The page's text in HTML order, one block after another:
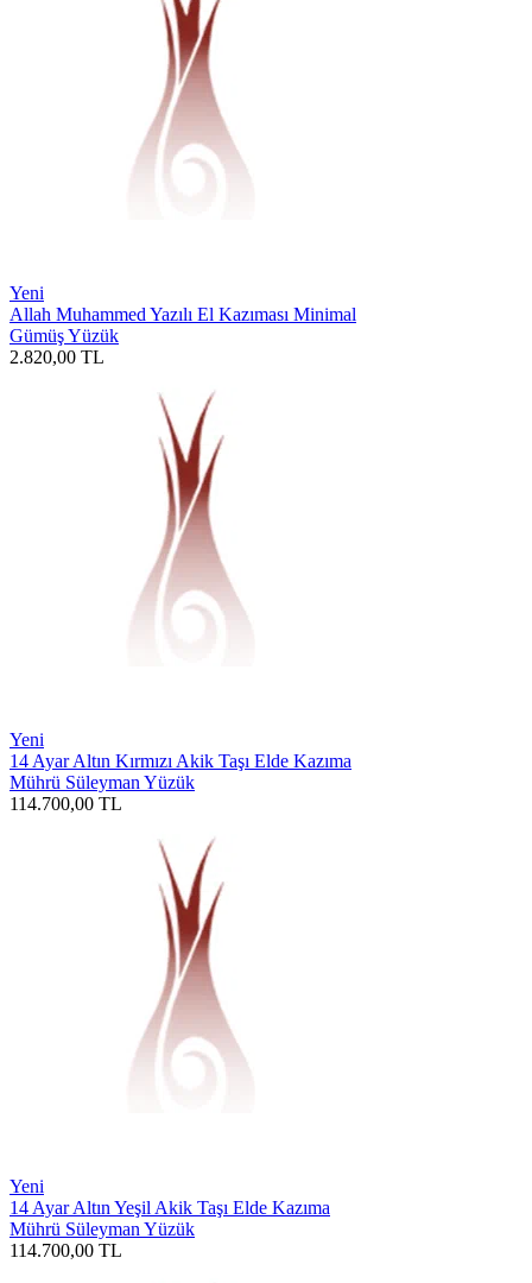
Yeni
Allah Muhammed Yazılı El Kazıması Minimal
Gümüş Yüzük
2.820,00 TL
Yeni
14 Ayar Altın Kırmızı Akik Taşı Elde Kazıma
Mührü Süleyman Yüzük
114.700,00 TL
Yeni
14 Ayar Altın Yeşil Akik Taşı Elde Kazıma
Mührü Süleyman Yüzük
114.700,00 TL